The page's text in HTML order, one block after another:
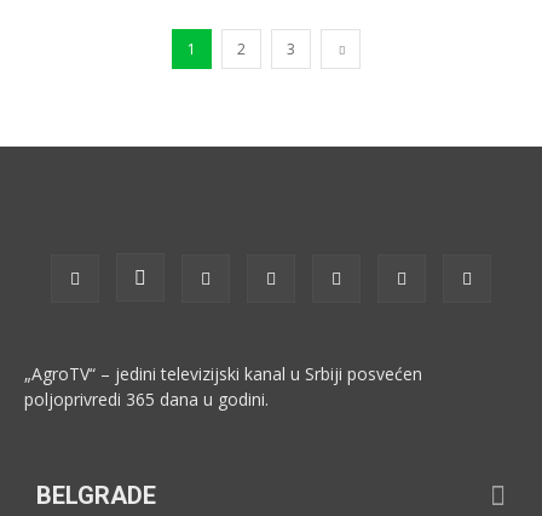
1 2 3
„AgroTV“ – jedini televizijski kanal u Srbiji posvećen
poljoprivredi 365 dana u godini.
BELGRADE